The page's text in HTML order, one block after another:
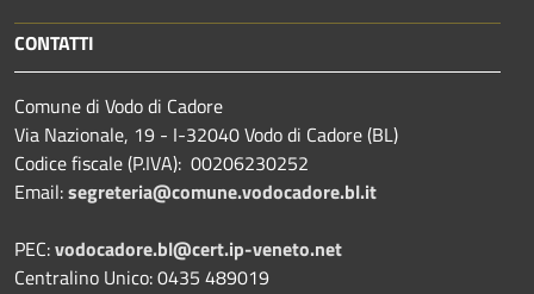
CONTATTI
Comune di Vodo di Cadore
Via Nazionale, 19 - I-32040 Vodo di Cadore (BL)
Codice fiscale (P.IVA): 00206230252
Email:segreteria@comune.vodocadore.bl.it
PEC:vodocadore.bl@cert.ip-veneto.net
Centralino Unico: 0435 489019